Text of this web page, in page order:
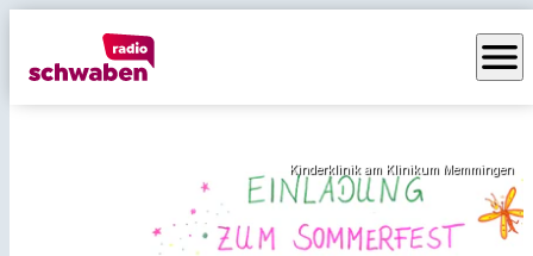
menu
Kinderklinik am Klinikum Memmingen